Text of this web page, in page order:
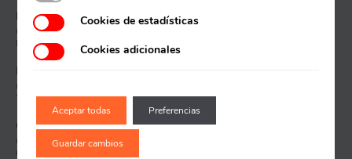
BARREIRO
COMPLEXO DESPORTIVO SUPERA
BARREIRO
CENTRO DEPORTIVO JOSÉ LUIS
TALAMILLO
CHICLANA
CENTRO DEPORTIVO SUPERA
CHICLANA
Cookies de estadísticas
Cookies adicionales
Aceptar todas Preferencias
Guardar cambios